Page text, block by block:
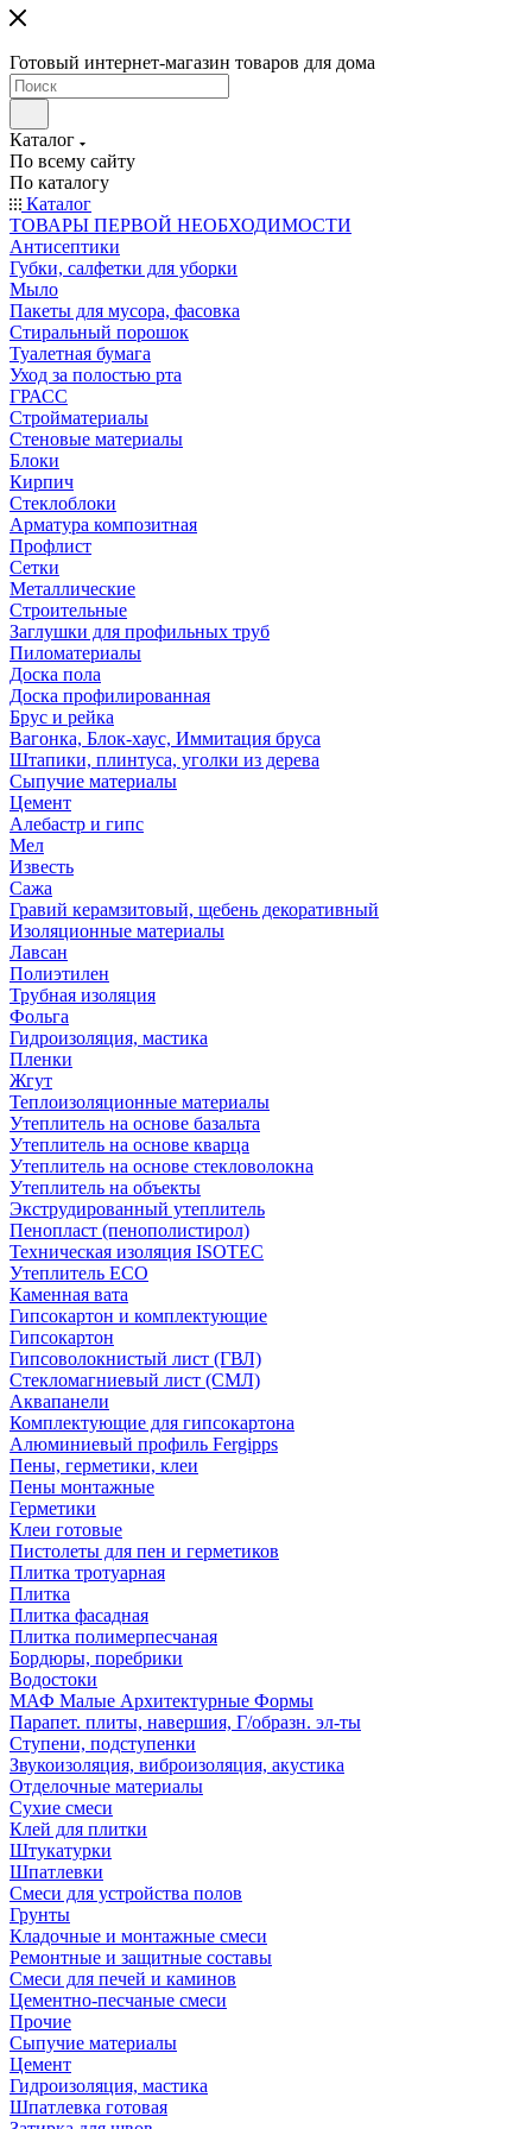
Готовый интернет-магазин товаров для дома
Каталог
По всему сайту
По каталогу
Каталог
ТОВАРЫ ПЕРВОЙ НЕОБХОДИМОСТИ
Антисептики
Губки, салфетки для уборки
Мыло
Пакеты для мусора, фасовка
Стиральный порошок
Туалетная бумага
Уход за полостью рта
ГРАСС
Стройматериалы
Стеновые материалы
Блоки
Кирпич
Стеклоблоки
Арматура композитная
Профлист
Сетки
Металлические
Строительные
Заглушки для профильных труб
Пиломатериалы
Доска пола
Доска профилированная
Брус и рейка
Вагонка, Блок-хаус, Иммитация бруса
Штапики, плинтуса, уголки из дерева
Сыпучие материалы
Цемент
Алебастр и гипс
Мел
Известь
Сажа
Гравий керамзитовый, щебень декоративный
Изоляционные материалы
Лавсан
Полиэтилен
Трубная изоляция
Фольга
Гидроизоляция, мастика
Пленки
Жгут
Теплоизоляционные материалы
Утеплитель на основе базальта
Утеплитель на основе кварца
Утеплитель на основе стекловолокна
Утеплитель на объекты
Экструдированный утеплитель
Пенопласт (пенополистирол)
Техническая изоляция ISOTEC
Утеплитель ECO
Каменная вата
Гипсокартон и комплектующие
Гипсокартон
Гипсоволокнистый лист (ГВЛ)
Стекломагниевый лист (СМЛ)
Аквапанели
Комплектующие для гипсокартона
Алюминиевый профиль Fergipps
Пены, герметики, клеи
Пены монтажные
Герметики
Клеи готовые
Пистолеты для пен и герметиков
Плитка тротуарная
Плитка
Плитка фасадная
Плитка полимерпесчаная
Бордюры, поребрики
Водостоки
МАФ Малые Архитектурные Формы
Парапет. плиты, навершия, Г/образн. эл-ты
Ступени, подступенки
Звукоизоляция, виброизоляция, акустика
Отделочные материалы
Сухие смеси
Клей для плитки
Штукатурки
Шпатлевки
Смеси для устройства полов
Грунты
Кладочные и монтажные смеси
Ремонтные и защитные составы
Смеси для печей и каминов
Цементно-песчаные смеси
Прочие
Сыпучие материалы
Цемент
Гидроизоляция, мастика
Шпатлевка готовая